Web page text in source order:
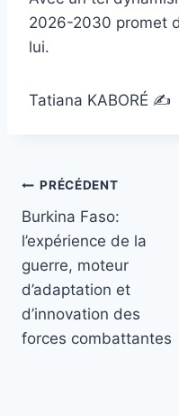
2026-2030 promet
lui.
Tatiana KABORÉ ✍️
Navigation
de
l’article
PRÉCÉDENT
Burkina Faso:
l’expérience de la
guerre, moteur
d’adaptation et
d’innovation des
forces combattantes